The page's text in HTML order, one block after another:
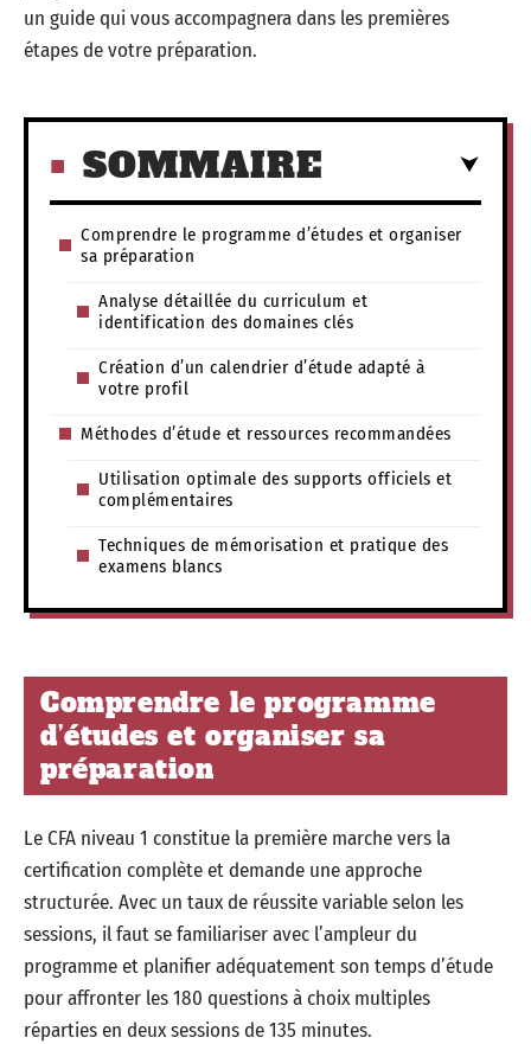
un guide qui vous accompagnera dans les premières
étapes de votre préparation.
SOMMAIRE
Comprendre le programme d’études et organiser
sa préparation
Analyse détaillée du curriculum et
identification des domaines clés
Création d’un calendrier d’étude adapté à
votre profil
Méthodes d’étude et ressources recommandées
Utilisation optimale des supports officiels et
complémentaires
Techniques de mémorisation et pratique des
examens blancs
Comprendre le programme
d’études et organiser sa
préparation
Le CFA niveau 1 constitue la première marche vers la
certification complète et demande une approche
structurée. Avec un taux de réussite variable selon les
sessions, il faut se familiariser avec l’ampleur du
programme et planifier adéquatement son temps d’étude
pour affronter les 180 questions à choix multiples
réparties en deux sessions de 135 minutes.